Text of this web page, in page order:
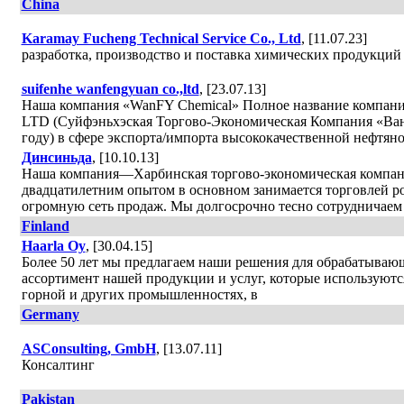
China
Karamay Fucheng Technical Service Co., Ltd, [11.07.23]
разработка, производство и поставка химических продукций
suifenhe wanfengyuan co.,ltd, [23.07.13]
Наша компания «WanFY Chemical» Полное название
LTD (Суйфэньхэская Торгово-Экономическая Компания
году) в сфере экспорта/импорта высококачественной
Динсиньда, [10.10.13]
Наша компания—Харбинская торгово-экономическая
двадцатилетним опытом в основном занимается торговлей
огромную сеть продаж. Мы долгосрочно тесно
Finland
Haarla Oy, [30.04.15]
Более 50 лет мы предлагаем наши решения для
ассортимент нашей продукции и услуг, которые
горной и других промышленностях, в
Germany
ASConsulting, GmbH, [13.07.11]
Консалтинг
Pakistan